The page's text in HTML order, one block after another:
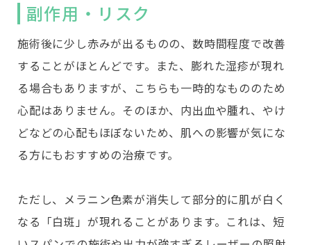
副作用・リスク
施術後に少し赤みが出るものの、数時間程度で改善
することがほとんどです。また、膨れた湿疹が現れ
る場合もありますが、こちらも一時的なもののため
心配はありません。そのほか、内出血や腫れ、やけ
どなどの心配もほぼないため、肌への影響が気にな
る方にもおすすめの治療です。
ただし、メラニン色素が消失して部分的に肌が白く
なる「白斑」が現れることがあります。これは、短